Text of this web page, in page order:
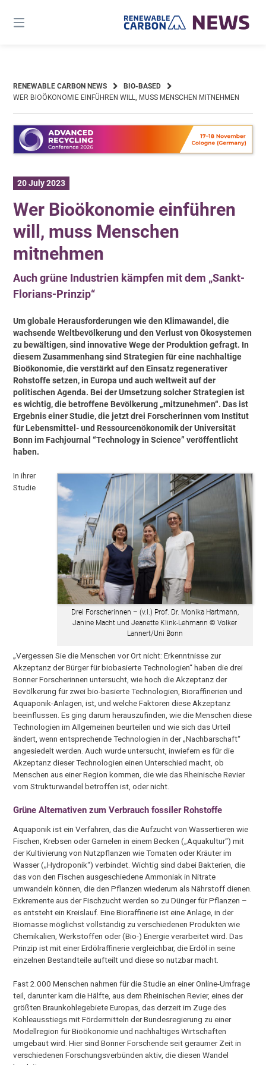
content
RENEWABLE CARBON NEWS
BIO-BASED
WER BIOÖKONOMIE EINFÜHREN WILL, MUSS MENSCHEN MITNEHMEN
20 July 2023
Wer Bioökonomie einführen
will, muss Menschen
mitnehmen
Auch grüne Industrien kämpfen mit dem „Sankt-
Florians-Prinzip“
Um globale Herausforderungen wie den Klimawandel, die
wachsende Weltbevölkerung und den Verlust von Ökosystemen
zu bewältigen, sind innovative Wege der Produktion gefragt. In
diesem Zusammenhang sind Strategien für eine nachhaltige
Bioökonomie, die verstärkt auf den Einsatz regenerativer
Rohstoffe setzen, in Europa und auch weltweit auf der
politischen Agenda. Bei der Umsetzung solcher Strategien ist
es wichtig, die betroffene Bevölkerung „mitzunehmen“. Das ist
Ergebnis einer Studie, die jetzt drei Forscherinnen vom Institut
für Lebensmittel- und Ressourcenökonomik der Universität
Bonn im Fachjournal “Technology in Science” veröffentlicht
haben.
Drei Forscherinnen – (v.l.) Prof. Dr. Monika Hartmann,
Janine Macht und Jeanette Klink-Lehmann © Volker
Lannert/Uni Bonn
In ihrer
Studie
„Vergessen Sie die Menschen vor Ort nicht: Erkenntnisse zur
Akzeptanz der Bürger für biobasierte Technologien“ haben die drei
Bonner Forscherinnen untersucht, wie hoch die Akzeptanz der
Bevölkerung für zwei bio-basierte Technologien, Bioraffinerien und
Aquaponik-Anlagen, ist, und welche Faktoren diese Akzeptanz
beeinflussen. Es ging darum herauszufinden, wie die Menschen diese
Technologien im Allgemeinen beurteilen und wie sich das Urteil
ändert, wenn entsprechende Technologien in der „Nachbarschaft“
angesiedelt werden. Auch wurde untersucht, inwiefern es für die
Akzeptanz dieser Technologien einen Unterschied macht, ob
Menschen aus einer Region kommen, die wie das Rheinische Revier
vom Strukturwandel betroffen ist, oder nicht.
Grüne Alternativen zum Verbrauch fossiler Rohstoffe
Aquaponik ist ein Verfahren, das die Aufzucht von Wassertieren wie
Fischen, Krebsen oder Garnelen in einem Becken („Aquakultur“) mit
der Kultivierung von Nutzpflanzen wie Tomaten oder Kräuter im
Wasser („Hydroponik“) verbindet. Wichtig sind dabei Bakterien, die
das von den Fischen ausgeschiedene Ammoniak in Nitrate
umwandeln können, die den Pflanzen wiederum als Nährstoff dienen.
Exkremente aus der Fischzucht werden so zu Dünger für Pflanzen –
es entsteht ein Kreislauf. Eine Bioraffinerie ist eine Anlage, in der
Biomasse möglichst vollständig zu verschiedenen Produkten wie
Chemikalien, Werkstoffen oder (Bio-) Energie verarbeitet wird. Das
Prinzip ist mit einer Erdölraffinerie vergleichbar, die Erdöl in seine
einzelnen Bestandteile aufteilt und diese so nutzbar macht.
Fast 2.000 Menschen nahmen für die Studie an einer Online-Umfrage
teil, darunter kam die Hälfte, aus dem Rheinischen Revier, eines der
größten Braunkohlegebiete Europas, das derzeit im Zuge des
Kohleausstiegs mit Fördermitteln der Bundesregierung zu einer
Modellregion für Bioökonomie und nachhaltiges Wirtschaften
umgebaut wird. Hier sind Bonner Forschende seit geraumer Zeit in
verschiedenen Forschungsverbünden aktiv, die diesen Wandel